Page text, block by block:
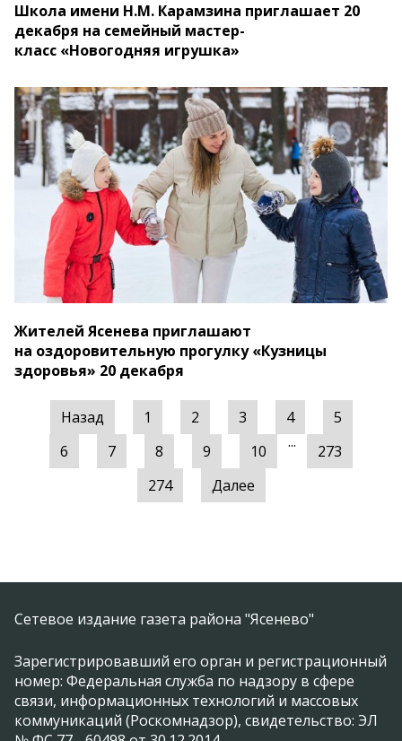
Школа имени Н.М. Карамзина приглашает 20
декабря на семейный мастер-
класс «Новогодняя игрушка»
Жителей Ясенева приглашают
на оздоровительную прогулку «Кузницы
здоровья» 20 декабря
Назад 1 2 3 4
5
6
7 8 9 10 ...
273
274
Далее
Сетевое издание газета района "Ясенево"
Зарегистрировавший его орган и регистрационный
номер: Федеральная служба по надзору в сфере
связи, информационных технологий и массовых
коммуникаций (Роскомнадзор), свидетельство: ЭЛ